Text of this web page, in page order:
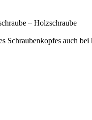
– Holzschraube
Schraubenkopfes auch bei